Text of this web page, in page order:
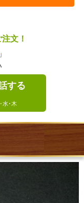
文！
」
する